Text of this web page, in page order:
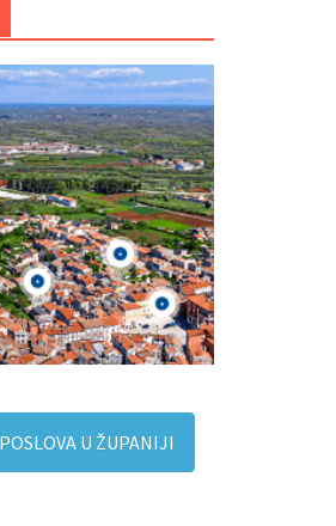
U ŽUPANIJI